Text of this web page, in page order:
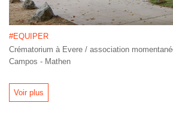
#EQUIPER
Crématorium à Evere / association
Campos - Mathen
Voir plus